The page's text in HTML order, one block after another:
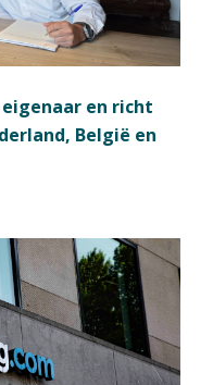
en richt
België en